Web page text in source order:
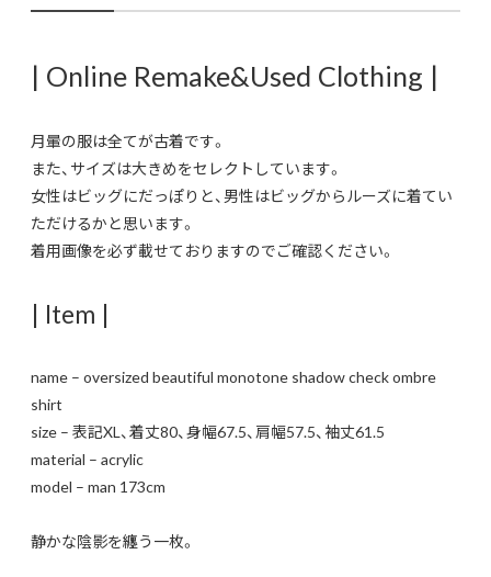
| Online Remake&Used Clothing |
月暈の服は全てが古着です。
また、サイズは大きめをセレクトしています。
女性はビッグにだっぽりと、男性はビッグからルーズに着てい
ただけるかと思います。
着用画像を必ず載せておりますのでご確認ください。
| Item |
name – oversized beautiful monotone shadow check ombre
shirt
size – 表記XL、着丈80、身幅67.5、肩幅57.5、袖丈61.5
material – acrylic
model – man 173cm
静かな陰影を纏う一枚。